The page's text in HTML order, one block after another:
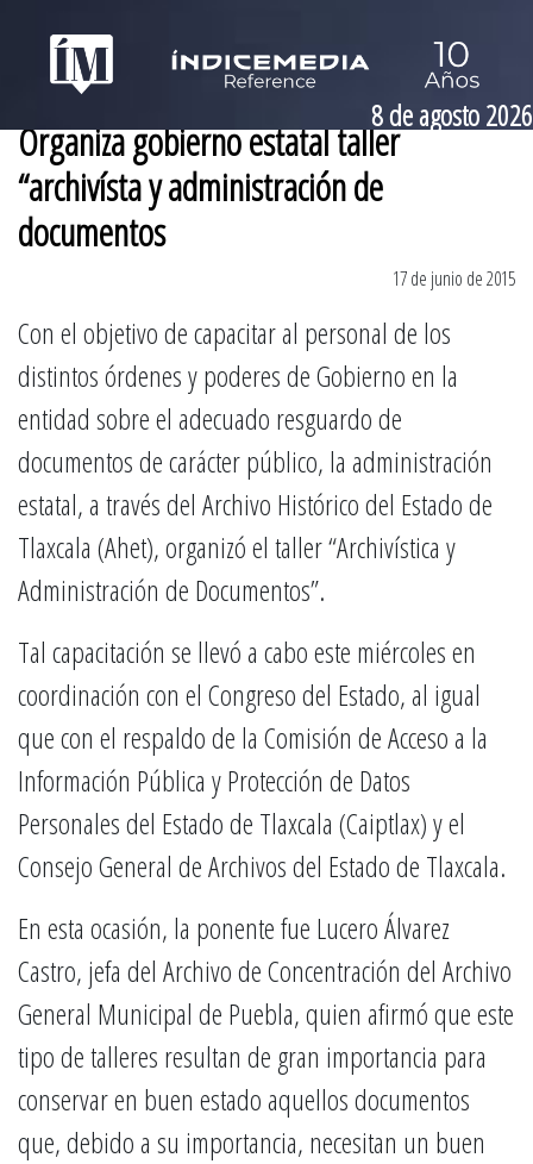
8 de agosto 2026
Organiza gobierno estatal taller
“archivísta y administración de
documentos
17 de junio de 2015
Con el objetivo de capacitar al personal de los
distintos órdenes y poderes de Gobierno en la
entidad sobre el adecuado resguardo de
documentos de carácter público, la administración
estatal, a través del Archivo Histórico del Estado de
Tlaxcala (Ahet), organizó el taller “Archivística y
Administración de Documentos”.
Tal capacitación se llevó a cabo este miércoles en
coordinación con el Congreso del Estado, al igual
que con el respaldo de la Comisión de Acceso a la
Información Pública y Protección de Datos
Personales del Estado de Tlaxcala (Caiptlax) y el
Consejo General de Archivos del Estado de Tlaxcala.
En esta ocasión, la ponente fue Lucero Álvarez
Castro, jefa del Archivo de Concentración del Archivo
General Municipal de Puebla, quien afirmó que este
tipo de talleres resultan de gran importancia para
conservar en buen estado aquellos documentos
que, debido a su importancia, necesitan un buen